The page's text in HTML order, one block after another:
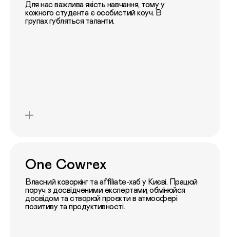
Для нас важлива якість навчання, тому у
кожного студента є особистий коуч. В
групах губляться таланти.
One Cowrex
Власний коворкінг та affiliate-хаб у Києві. Працюй
поруч з досвідченими експертами, обмінюйся
досвідом та створюй проєкти в атмосфері
позитиву та продуктивності.